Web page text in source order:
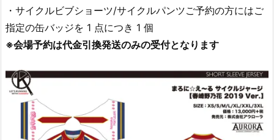
・サイクルビブショーツ/サイクルパンツご予約の方にはご
指定の缶バッジを 1 点につき 1 個
※会場予約は代金引換発送のみの受付となります